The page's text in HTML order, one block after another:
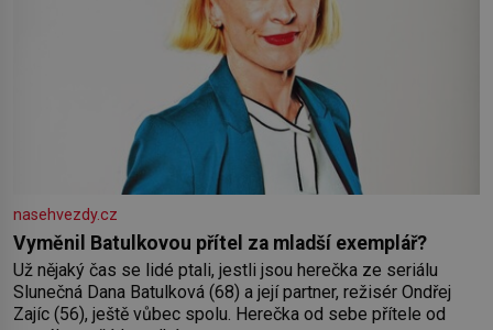
nasehvezdy.cz
Vyměnil Batulkovou přítel za mladší exemplář?
Už nějaký čas se lidé ptali, jestli jsou herečka ze seriálu
Slunečná Dana Batulková (68) a její partner, režisér Ondřej
Zajíc (56), ještě vůbec spolu. Herečka od sebe přítele od